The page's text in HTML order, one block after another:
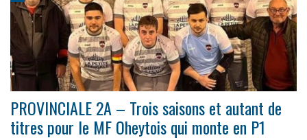
PROVINCIALE 2A – Trois saisons et autant de
titres pour le MF Oheytois qui monte en P1